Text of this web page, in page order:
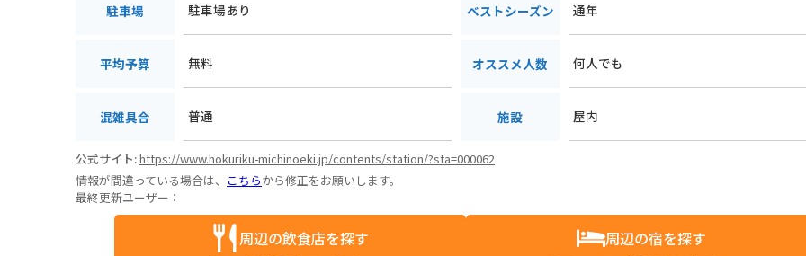
駐車場 駐車場あり ベストシーズン 通年
平均予算 無料 オススメ人数 何人でも
混雑具合 普通 施設 屋内
公式サイト:https://www.hokuriku-michinoeki.jp/contents/station/?sta=000062
情報が間違っている場合は、 こちらから修正をお願いします。
最終更新ユーザー：
周辺の飲食店を探す 周辺の宿を探す